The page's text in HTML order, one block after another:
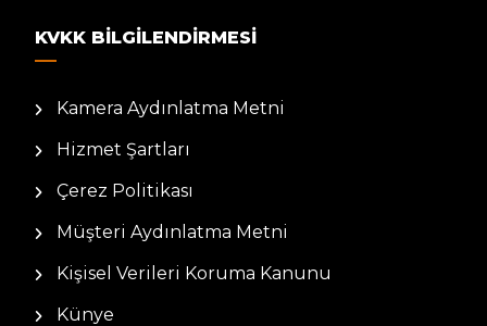
KVKK BILGILENDIRMESI
Kamera Aydınlatma Metni
Hizmet Şartları
Çerez Politikası
Müşteri Aydınlatma Metni
Kişisel Verileri Koruma Kanunu
Künye